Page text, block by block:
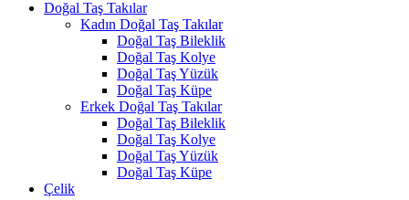
Doğal Taş Takılar
Kadın Doğal Taş Takılar
Doğal Taş Bileklik
Doğal Taş Kolye
Doğal Taş Yüzük
Doğal Taş Küpe
Erkek Doğal Taş Takılar
Doğal Taş Bileklik
Doğal Taş Kolye
Doğal Taş Yüzük
Doğal Taş Küpe
Çelik